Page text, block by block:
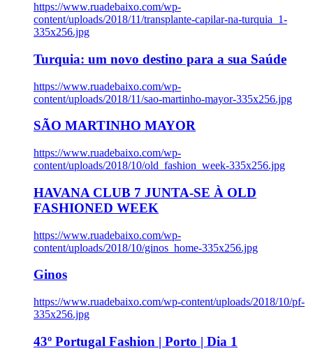
https://www.ruadebaixo.com/wp-
content/uploads/2018/11/transplante-capilar-na-turquia_1-
335x256.jpg
Turquia: um novo destino para a sua Saúde
https://www.ruadebaixo.com/wp-
content/uploads/2018/11/sao-martinho-mayor-335x256.jpg
SÃO MARTINHO MAYOR
https://www.ruadebaixo.com/wp-
content/uploads/2018/10/old_fashion_week-335x256.jpg
HAVANA CLUB 7 JUNTA-SE À OLD
FASHIONED WEEK
https://www.ruadebaixo.com/wp-
content/uploads/2018/10/ginos_home-335x256.jpg
Ginos
https://www.ruadebaixo.com/wp-content/uploads/2018/10/pf-
335x256.jpg
43º Portugal Fashion | Porto | Dia 1